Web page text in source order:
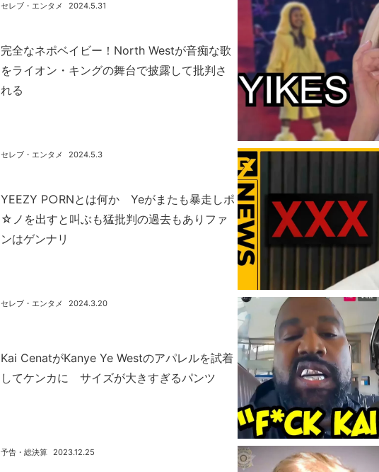
完全なネポベイビー！North Westが音痴な歌
をライオン・キングの舞台で披露して批判さ
れる
2024.5.31
セレブ・エンタメ
YEEZY P○RNとは何か Yeがまたも暴走しポ
☆ノを出すと叫ぶも猛批判の過去もありファ
ンはゲンナリ
2024.5.3
セレブ・エンタメ
Kai CenatがKanye Ye Westのアパレルを試着
してケンカに サイズが大きすぎるパンツ
2024.3.20
セレブ・エンタメ
2023.12.25
予告・総決算